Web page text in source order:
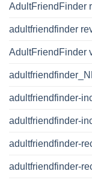
AdultFriendFinder
adultfriendfinder
AdultFriendFinder
adultfriendfinder-
adultfriendfinder-
adultfriendfinder-
adultfriendfinder-